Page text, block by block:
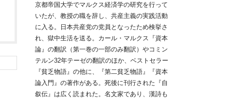
京都帝国大学でマルクス経済学の研究を行って
いたが、教授の職を辞し、共産主義の実践活動
に入る。日本共産党の党員となったため検挙さ
れ、獄中生活を送る。カール・マルクス『資本
論』の翻訳（第一巻の一部のみ翻訳）やコミン
テルン32年テーゼの翻訳のほか、ベストセラー
『貧乏物語』の他に、『第二貧乏物語』『資本
論入門』の著作がある。死後に刊行された『自
叙伝』は広く読まれた。名文家であり、漢詩も